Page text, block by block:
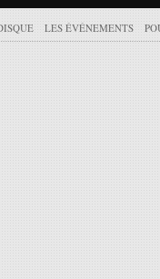
LES ÉVÉNEMENTS